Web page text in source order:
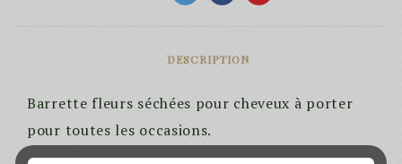
DESCRIPTION
Barrette fleurs séchées pour cheveux à porter
pour toutes les occasions.